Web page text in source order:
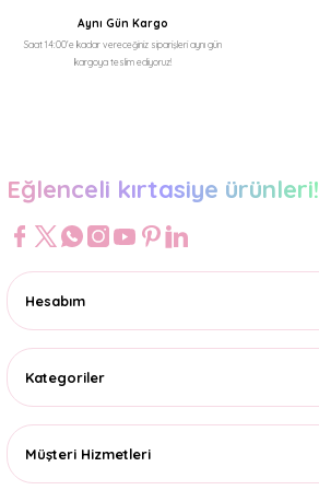
Aynı Gün Kargo
Saat 14:00'e kadar vereceğiniz siparişleri aynı gün
kargoya teslim ediyoruz!
Eğlenceli kırtasiye ürünleri!
Hesabım
Kategoriler
Müşteri Hizmetleri